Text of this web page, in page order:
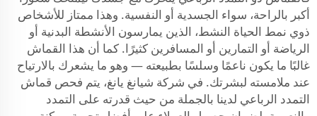
أكبر بالراحة، سواء الجسدية أو النفسية. وهذا ممتاز للأشخاص
ذوي نمط الحياة النشط، الذين يمارسون الأنشطة البدنية أو
الرياضة أو التمارين أو المسافرين كثيرًا. كما أن هذا القماش
غالبًا ما يكون ناعمًا وسلسًا بطبيعته — وهو ما يشعرك بالارتياح
عند ملامسته لبشرتك. في شركة شيانغ يانغ، يتم فحص قماش
التمدد الرباعي لدينا بالجملة من حيث قدرته على التمدد